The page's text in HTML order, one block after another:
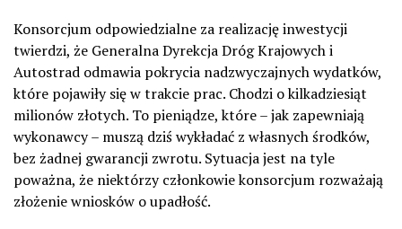
Konsorcjum odpowiedzialne za realizację inwestycji
twierdzi, że Generalna Dyrekcja Dróg Krajowych i
Autostrad odmawia pokrycia nadzwyczajnych wydatków,
które pojawiły się w trakcie prac. Chodzi o kilkadziesiąt
milionów złotych. To pieniądze, które – jak zapewniają
wykonawcy – muszą dziś wykładać z własnych środków,
bez żadnej gwarancji zwrotu. Sytuacja jest na tyle
poważna, że niektórzy członkowie konsorcjum rozważają
złożenie wniosków o upadłość.